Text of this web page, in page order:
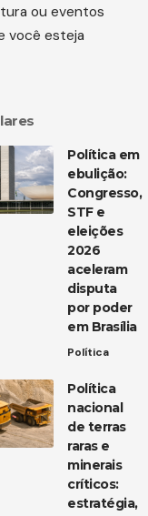
ou eventos
você esteja
Política em
ebulição:
Congresso,
STF e
eleições
2026
aceleram
disputa
por poder
em Brasília
Política
Política
nacional
de terras
raras e
minerais
críticos:
estratégia,